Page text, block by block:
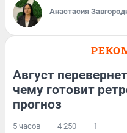
Анастасия
Август
чему готовит
прогноз
5 часов 4 250 1